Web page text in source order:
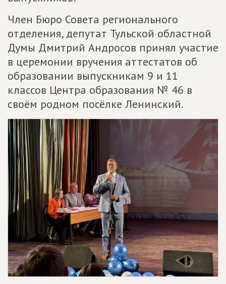
Член Бюро Совета регионального
отделения, депутат Тульской областной
Думы Дмитрий Андросов принял участие
в церемонии вручения аттестатов об
образовании выпускникам 9 и 11
классов Центра образования № 46 в
своём родном посёлке Ленинский.